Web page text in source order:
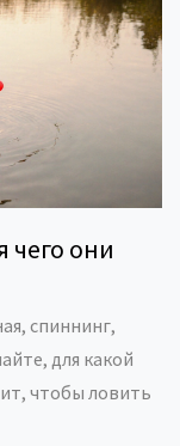
чего они
спиннинг,
для какой
чтобы ловить